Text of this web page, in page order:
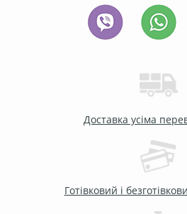
Доставка усіма
Готівковий і